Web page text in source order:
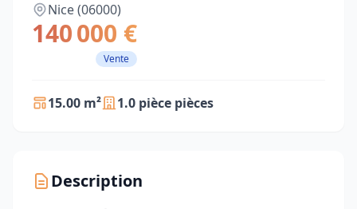
Nice (06000)
140 000 €
Vente
15.00 m² 1.0 pièce pièces
Description